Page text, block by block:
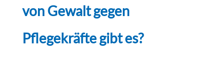
von Gewalt gegen
Pflegekräfte gibt es?